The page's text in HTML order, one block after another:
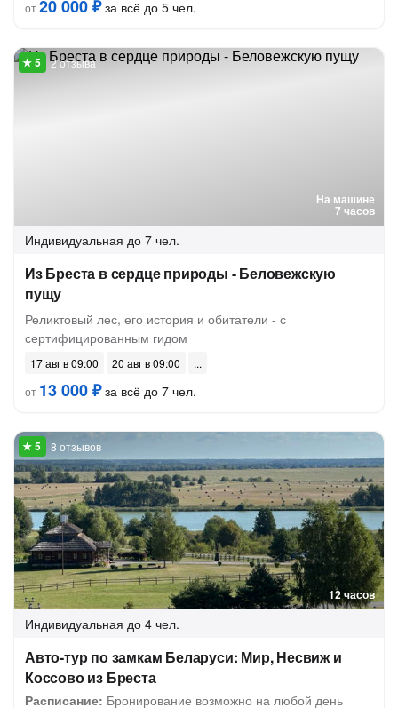
от20 000 ₽за всё до 5 чел.
На машине
7 часов
2 отзыва
Индивидуальная до 7 чел.
Из Бреста в сердце природы - Беловежскую
пущу
Реликтовый лес, его история и обитатели - с
сертифицированным гидом
17 авг в 09:00
20 авг в 09:00
от 13 000 ₽за всё до 7 чел.
12 часов
8 отзывов
Индивидуальная до 4 чел.
Авто-тур по замкам Беларуси: Мир, Несвиж и
Коссово из Бреста
Расписание: Бронирование возможно на любой день